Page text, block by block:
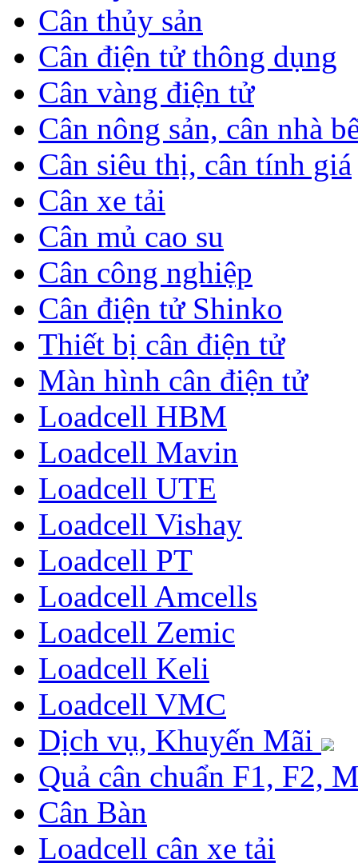
Cân thủy sản
Cân điện tử thông dụng
Cân vàng điện tử
Cân nông sản, cân nhà
Cân siêu thị, cân tính giá
Cân xe tải
Cân mủ cao su
Cân công nghiệp
Cân điện tử Shinko
Thiết bị cân điện tử
Màn hình cân điện tử
Loadcell HBM
Loadcell Mavin
Loadcell UTE
Loadcell Vishay
Loadcell PT
Loadcell Amcells
Loadcell Zemic
Loadcell Keli
Loadcell VMC
Dịch vụ, Khuyến Mãi
Quả cân chuẩn F1, F2,
Cân Bàn
Loadcell cân xe tải